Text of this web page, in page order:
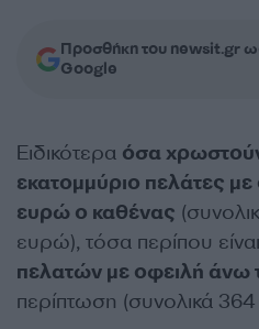
Προσθήκη του newsit.gr
Google
Ειδικότερα όσα
εκατομμύριο πελάτες
ευρώ ο καθένας
ευρώ), τόσα περίπου είναι
πελατών με οφειλή
περίπτωση (συνολικά 364